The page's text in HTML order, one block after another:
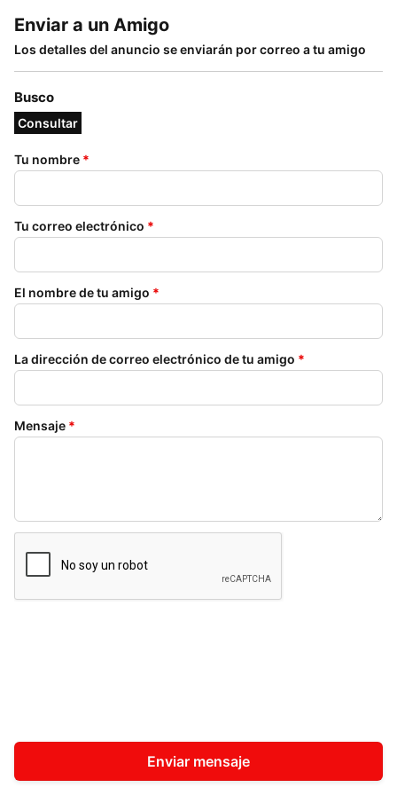
Enviar a un Amigo
Los detalles del anuncio se enviarán por correo a tu amigo
Busco
Consultar
Tu nombre *
Tu correo electrónico *
El nombre de tu amigo *
La dirección de correo electrónico de tu amigo *
Mensaje *
Enviar mensaje